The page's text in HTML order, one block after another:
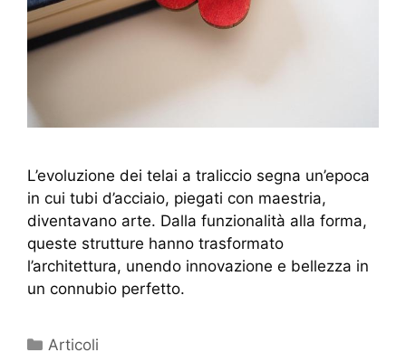
L’evoluzione dei telai a traliccio segna un’epoca
in cui tubi d’acciaio, piegati con maestria,
diventavano arte. Dalla funzionalità alla forma,
queste strutture hanno trasformato
l’architettura, unendo innovazione e bellezza in
un connubio perfetto.
Articoli